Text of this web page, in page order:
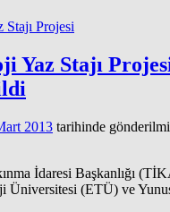
Yaz Stajı
2013 tarihinde
İdaresi Başkanlığı
Üniversitesi (ETÜ) ve